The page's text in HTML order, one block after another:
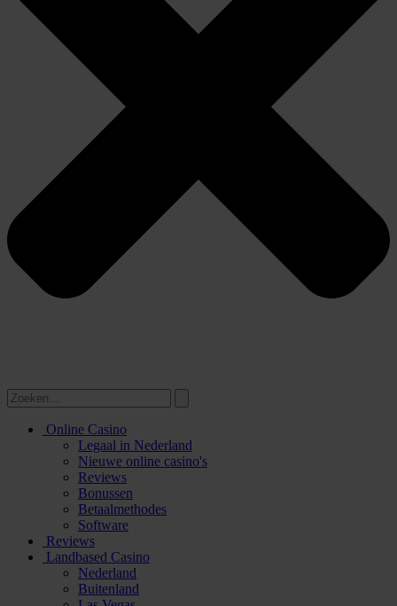
Online Casino
Legaal in Nederland
Nieuwe online casino's
Reviews
Bonussen
Betaalmethodes
Software
Reviews
Landbased Casino
Nederland
Buitenland